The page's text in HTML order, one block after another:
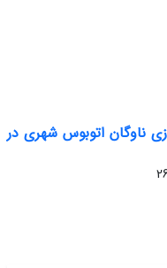
ناوگان اتوبوس شهری در